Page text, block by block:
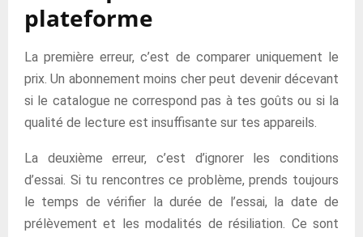
plateforme
La première erreur, c’est de comparer uniquement le
prix. Un abonnement moins cher peut devenir décevant
si le catalogue ne correspond pas à tes goûts ou si la
qualité de lecture est insuffisante sur tes appareils.
La deuxième erreur, c’est d’ignorer les conditions
d’essai. Si tu rencontres ce problème, prends toujours
le temps de vérifier la durée de l’essai, la date de
prélèvement et les modalités de résiliation. Ce sont